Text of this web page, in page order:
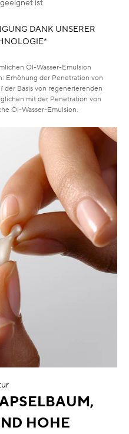
ist.
DANK UNSERER
Öl-Wasser-Emulsion
Erhöhung der Penetration von
der Basis von regenerierenden
mit der Penetration von
Öl-Wasser-Emulsion.
HOHE